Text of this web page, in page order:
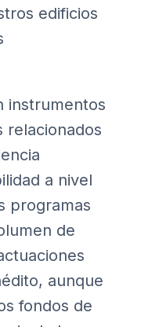
edificios
instrumentos
relacionados
a nivel
programas
de
aunque
fondos de